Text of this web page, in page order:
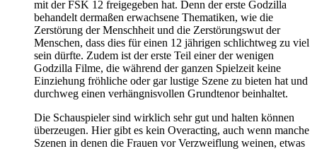
mit der FSK 12 freigegeben hat. Denn der erste Godzilla
behandelt dermaßen erwachsene Thematiken, wie die
Zerstörung der Menschheit und die Zerstörungswut der
Menschen, dass dies für einen 12 jährigen schlichtweg zu viel
sein dürfte. Zudem ist der erste Teil einer der wenigen
Godzilla Filme, die während der ganzen Spielzeit keine
Einziehung fröhliche oder gar lustige Szene zu bieten hat und
durchweg einen verhängnisvollen Grundtenor beinhaltet.
Die Schauspieler sind wirklich sehr gut und halten können
überzeugen. Hier gibt es kein Overacting, auch wenn manche
Szenen in denen die Frauen vor Verzweiflung weinen, etwas